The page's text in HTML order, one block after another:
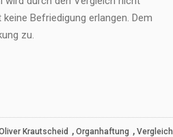
Befriedigung erlangen. Dem
zu.
Krautscheid , Organhaftung , Vergleich